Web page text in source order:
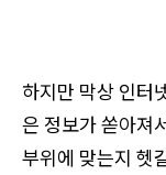
하지만 막상 인터
은 정보가 쏟아져
부위에 맞는지 헷